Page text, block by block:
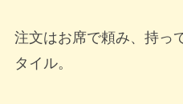
注文はお席で頼み、持っ
タイル。